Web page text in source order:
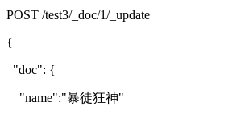
POST /test3/_doc/1/_update
{
"doc": {
"name":"暴徒狂神"